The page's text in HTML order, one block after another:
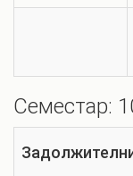
Семестар: